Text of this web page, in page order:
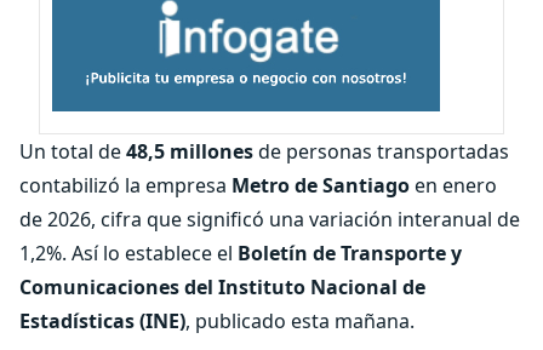
Un total de48,5 millonesde personas transportadas
contabilizó la empresa Metro de Santiagoen enero
de 2026, cifra que significó una variación interanual de
1,2%. Así lo establece el Boletín de Transporte y
Comunicaciones del Instituto Nacional de
Estadísticas (INE), publicado esta mañana.